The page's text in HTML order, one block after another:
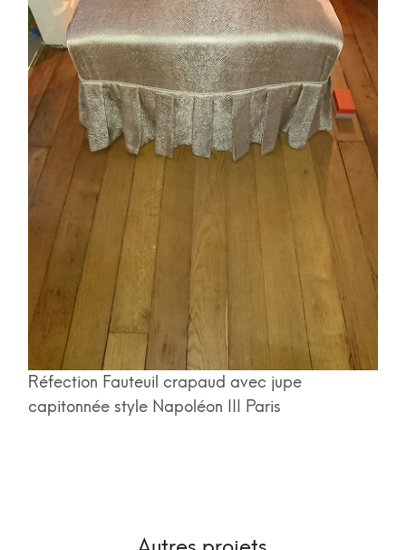
Réfection Fauteuil crapaud avec jupe
capitonnée style Napoléon III Paris